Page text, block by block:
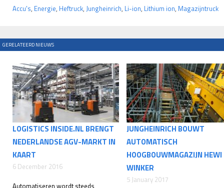
Accu's, Energie, Heftruck, Jungheinrich, Li-ion, Lithium ion, Magazijntruck
GERELATEERD NIEUWS
LOGISTICS INSIDE.NL BRENGT
NEDERLANDSE AGV-MARKT IN
KAART
6 December 2016
JUNGHEINRICH BOUWT
AUTOMATISCH
HOOGBOUWMAGAZIJN HEWI
WINKER
5 January 2017